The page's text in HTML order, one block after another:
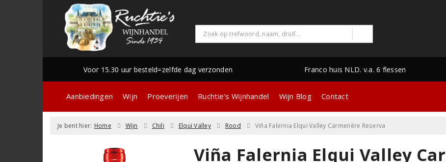
Voor 15.30 uur besteld=zelfde dag verzonden Franco huis NLD. v.a. 6 flessen
Aanbiedingen Wijn Proeverijen Ruchtie's Wijnhandel Wijn Blog Contact
Je bent hier: Home Wijn Chili Elqui Valley Rood Viña Falernia Elqui Valley Carmenère Reserva
Viña Falernia Elqui Valley